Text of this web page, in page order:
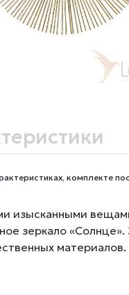
комплекте
изысканными
зеркало